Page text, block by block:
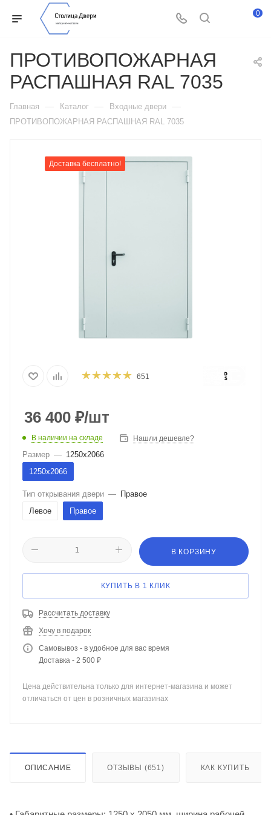
0
ПРОТИВОПОЖАРНАЯ
РАСПАШНАЯ RAL 7035
Главная — Каталог — Входные двери —
ПРОТИВОПОЖАРНАЯ РАСПАШНАЯ RAL 7035
Доставка бесплатно!
651
36 400 ₽/шт
В наличии на складе Нашли дешевле?
Размер — 1250х2066
1250х2066
Тип открывания двери — Правое
Левое
Правое
В КОРЗИНУ
КУПИТЬ В 1 КЛИК
Рассчитать доставку
Хочу в подарок
Самовывоз - в удобное для вас время
Доставка - 2 500 ₽
Цена действительна только для интернет-магазина и может
отличаться от цен в розничных магазинах
ОПИСАНИЕ ОТЗЫВЫ (651) КАК КУПИТЬ